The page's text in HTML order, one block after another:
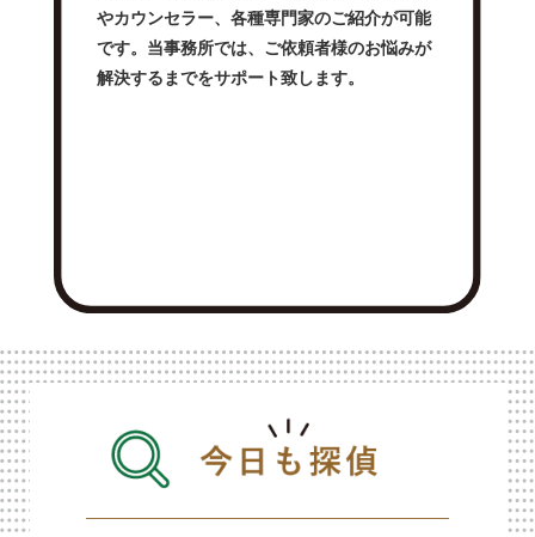
やカウンセラー、各種専門家のご紹介が可能
です。当事務所では、ご依頼者様のお悩みが
解決するまでをサポート致します。